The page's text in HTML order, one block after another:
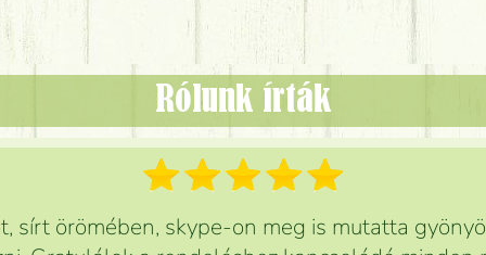
Rólunk írták
sírt örömében, skype-on meg is mutatta